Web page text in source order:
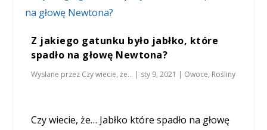
Z jakiego gatunku było jabłko, które
spadło na głowę Newtona?
Wysłane przez Czy wiecie, że... | sty 9, 2021 | Owoce, Rośliny
Czy wiecie, że… Jabłko które spadło na głowę